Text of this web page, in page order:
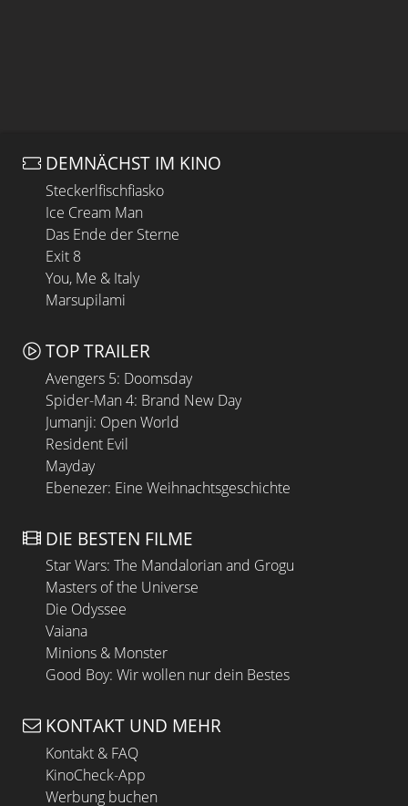
DEMNÄCHST IM KINO
Steckerlfischfiasko
Ice Cream Man
Das Ende der Sterne
Exit 8
You, Me & Italy
Marsupilami
TOP TRAILER
Avengers 5: Doomsday
Spider-Man 4: Brand New Day
Jumanji: Open World
Resident Evil
Mayday
Ebenezer: Eine Weihnachtsgeschichte
DIE BESTEN FILME
Star Wars: The Mandalorian and Grogu
Masters of the Universe
Die Odyssee
Vaiana
Minions & Monster
Good Boy: Wir wollen nur dein Bestes
KONTAKT UND MEHR
Kontakt & FAQ
KinoCheck-App
Werbung buchen